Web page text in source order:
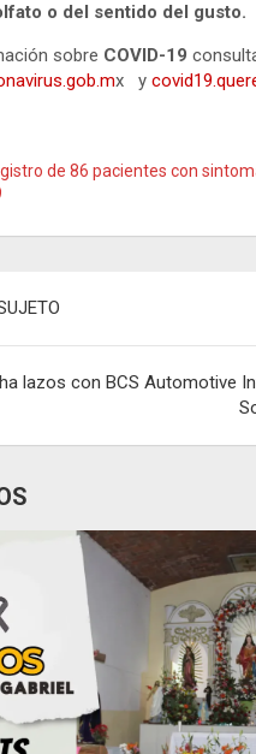
o del sentido del gusto.
sobre COVID-19
x y
de 86 pacientes con
lazos con BCS Automotive